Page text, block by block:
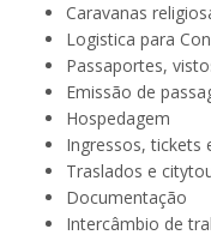
Caravanas
Logistica para
Passaportes,
Emissão de
Hospedagem
Ingressos, tickets
Traslados e
Documentação
Intercâmbio de